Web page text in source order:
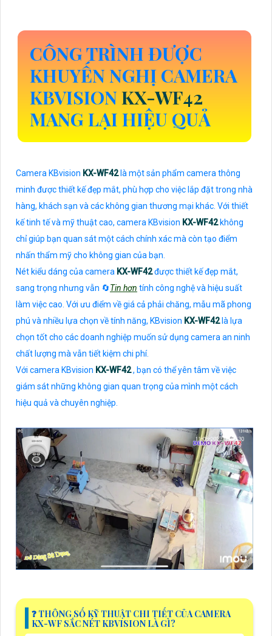
CÔNG TRÌNH ĐƯỢC
KHUYẾN NGHỊ CAMERA
KBVISIONKX-WF42
MANG LẠI HIỆU QUẢ
Camera KBvision KX-WF42 là một sản phẩm camera thông
minh được thiết kế đẹp mắt, phù hợp cho việc lắp đặt trong nhà
hàng, khách sạn và các không gian thương mại khác. Với thiết
kế tinh tế và mỹ thuật cao, camera KBvision KX-WF42 không
chỉ giúp bạn quan sát một cách chính xác mà còn tạo điểm
nhấn thẩm mỹ cho không gian của bạn.
Nét kiểu dáng của camera KX-WF42được thiết kế đẹp mắt,
sang trọng nhưng vẫn 🔄Tin hơn tính công nghệ và hiệu suất
làm việc cao. Với ưu điểm về giá cả phải chăng, mẫu mã phong
phú và nhiều lựa chọn về tính năng, KBvision KX-WF42 là lựa
chọn tốt cho các doanh nghiệp muốn sử dụng camera an ninh
chất lượng mà vẫn tiết kiệm chi phí.
Với camera KBvision KX-WF42, bạn có thể yên tâm về việc
giám sát những không gian quan trọng của mình một cách
hiệu quả và chuyên nghiệp.
️❓ THÔNG SỐ KỸ THUẬT CHI TIẾT CỦA CAMERA
KX-WF SẮC NÉT KBVISION LÀ GÌ?